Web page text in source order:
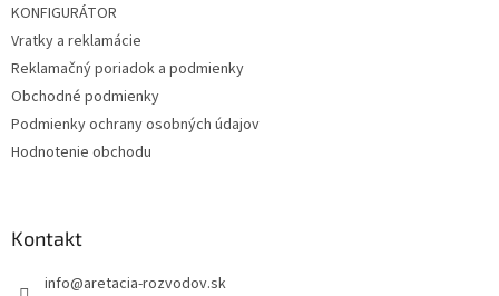
i
KONFIGURÁTOR
Vratky a reklamácie
Reklamačný poriadok a podmienky
Obchodné podmienky
Podmienky ochrany osobných údajov
Hodnotenie obchodu
Kontakt
info@aretacia-rozvodov.sk